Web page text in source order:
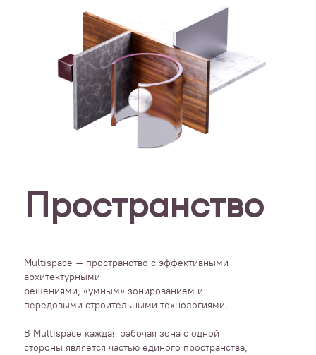
Пространство
Multispace – пространство с эффективными
архитектурными
решениями, «умным» зонированием и
передовыми строительными технологиями.
В Multispace каждая рабочая зона с одной
стороны является частью единого пространства,